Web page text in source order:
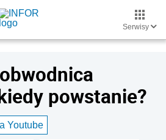
Serwisy
powstanie?
Youtube